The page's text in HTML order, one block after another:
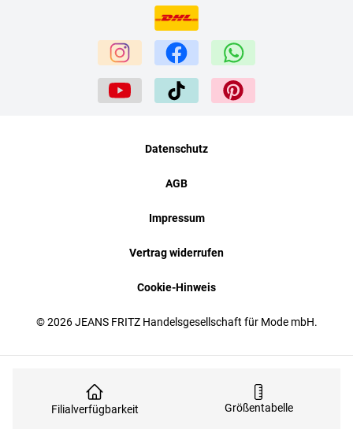
Filialverfügbarkeit Größentabelle
© 2026 JEANS FRITZ Handelsgesellschaft für Mode mbH.
Datenschutz
AGB
Impressum
Vertrag widerrufen
Cookie-Hinweis